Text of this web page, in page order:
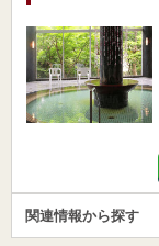
関連情報から探す